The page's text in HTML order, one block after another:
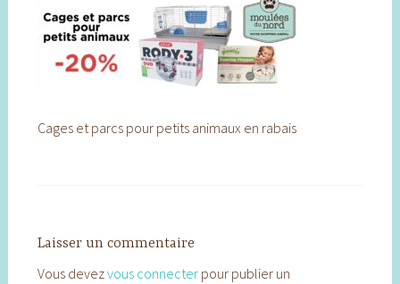
Cages et parcs pour petits animaux en rabais
Laisser un commentaire
Vous devezvous connecterpour publier un